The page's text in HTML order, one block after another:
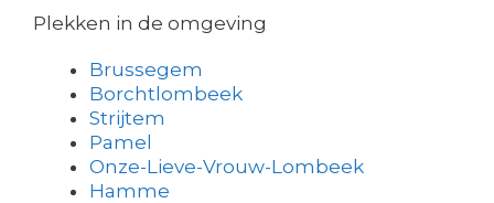
Plekken in de omgeving
Brussegem
Borchtlombeek
Strijtem
Pamel
Onze-Lieve-Vrouw-Lombeek
Hamme